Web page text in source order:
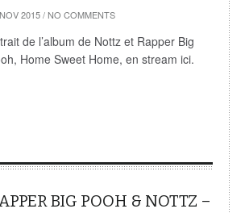
2015/ NO COMMENTS
de l’album de Nottz et Rapper Big
Home Sweet Home, en stream ici.
BIG POOH & NOTTZ –